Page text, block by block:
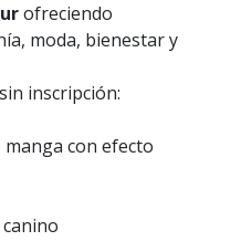
ofreciendo
moda, bienestar y
inscripción:
con efecto